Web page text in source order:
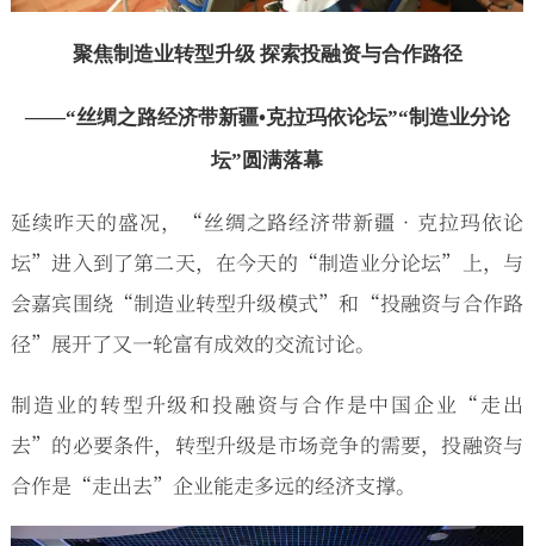
聚焦制造业转型升级 探索投融资与合作路径
——“丝绸之路经济带新疆•克拉玛依论坛”“制造业分论
坛”圆满落幕
延续昨天的盛况，“丝绸之路经济带新疆•克拉玛依论
坛”进入到了第二天，在今天的“制造业分论坛”上，与
会嘉宾围绕“制造业转型升级模式”和“投融资与合作路
径”展开了又一轮富有成效的交流讨论。
制造业的转型升级和投融资与合作是中国企业“走出
去”的必要条件，转型升级是市场竞争的需要，投融资与
合作是“走出去”企业能走多远的经济支撑。